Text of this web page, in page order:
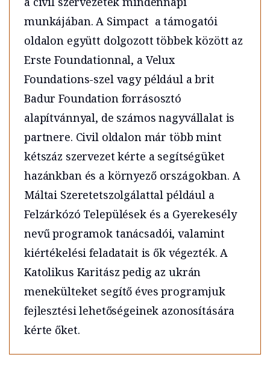
munkájában. A Simpact a támogatói
oldalon együtt dolgozott többek között az
Erste Foundationnal, a Velux
Foundations-szel vagy például a brit
Badur Foundation forrásosztó
alapítvánnyal, de számos nagyvállalat is
partnere. Civil oldalon már több mint
kétszáz szervezet kérte a segítségüket
hazánkban és a környező országokban. A
Máltai Szeretetszolgálattal például a
Felzárkózó Települések és a Gyerekesély
nevű programok tanácsadói, valamint
kiértékelési feladatait is ők végezték. A
Katolikus Karitász pedig az ukrán
menekülteket segítő éves programjuk
fejlesztési lehetőségeinek azonosítására
kérte őket.